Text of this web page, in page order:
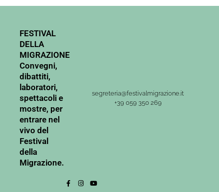
FESTIVAL
DELLA
MIGRAZIONE
Convegni,
dibattiti,
laboratori,
spettacoli e
mostre, per
entrare nel
vivo del
Festival
della
Migrazione.
segreteria@festivalmigrazione.it
+39 059 350 269